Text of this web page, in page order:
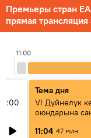
Премьеры стран
прямая трансляция
11:00
Тема дня
VI Дүйнөлүк
оюндарына
калды:
этапка жетти?
11:04 47 мин